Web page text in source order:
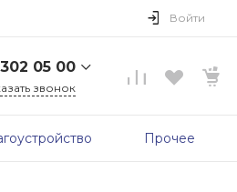
Войти
05 00
ул.
звонок
Прочее